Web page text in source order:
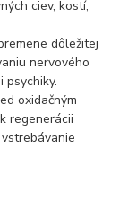
ciev, kostí,
dôležitej
nervového
psychiky.
oxidačným
regenerácii